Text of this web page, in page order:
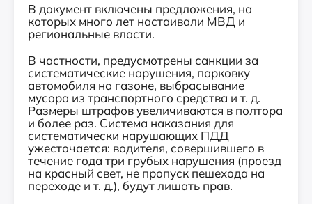
В документ включены предложения, на
которых много лет настаивали МВД и
региональные власти.
В частности, предусмотрены санкции за
систематические нарушения, парковку
автомобиля на газоне, выбрасывание
мусора из транспортного средства и т. д.
Размеры штрафов увеличиваются в полтора
и более раз. Система наказания для
систематически нарушающих ПДД
ужесточается: водителя, совершившего в
течение года три грубых нарушения (проезд
на красный свет, не пропуск пешехода на
переходе и т. д.), будут лишать прав.